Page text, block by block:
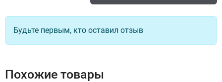
Будьте первым, кто оставил отзыв
Похожие товары